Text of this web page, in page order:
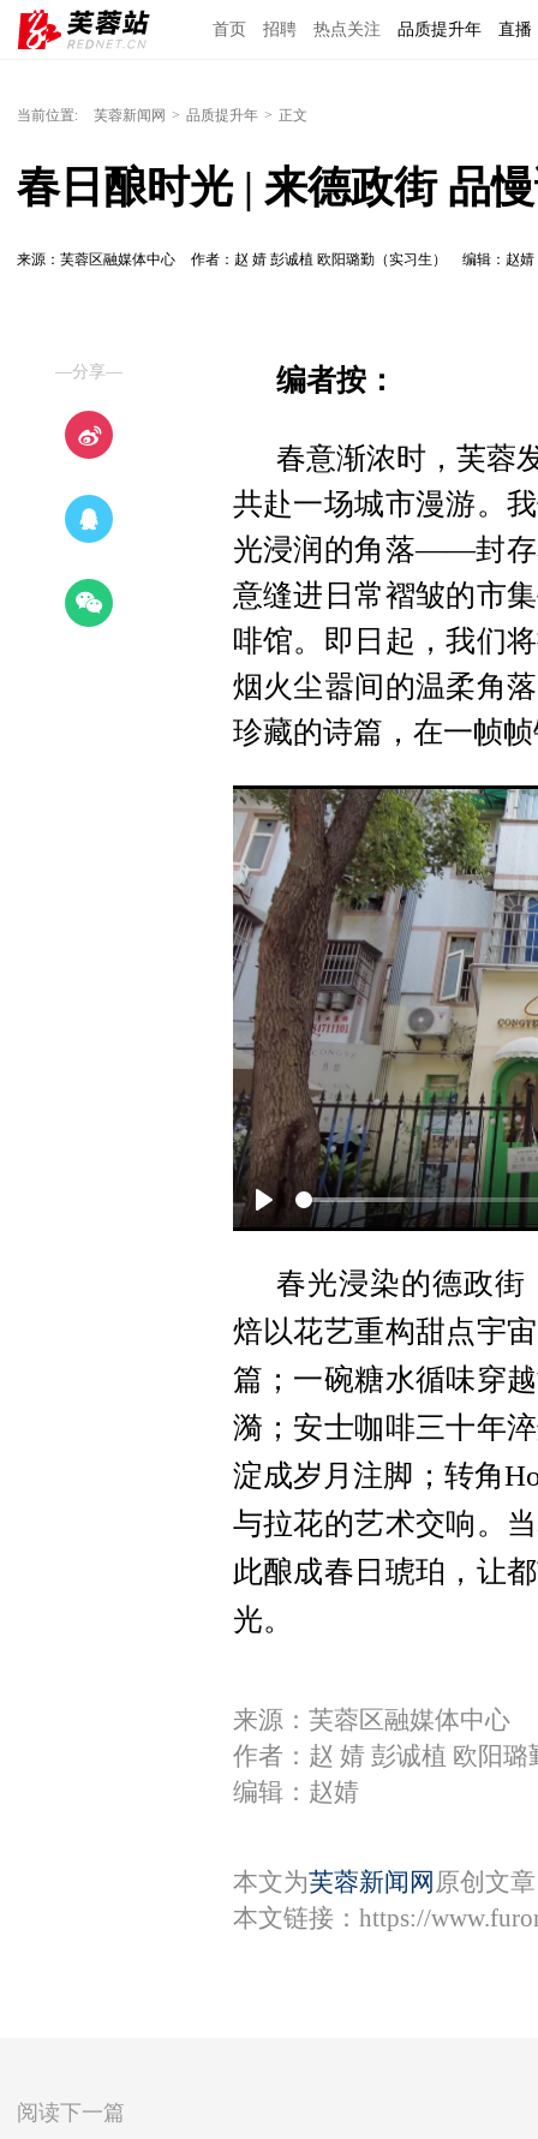
首页 招聘 热点关注 品质提升年 直播
当前位置: 芙蓉新闻网 > 品质提升年 > 正文
春日酿时光 | 来德政街 品
来源：芙蓉区融媒体中心 作者：赵 婧 彭诚植 欧阳璐勤（实习生） 编辑：赵婧
—分享— 编者按：
春意渐浓时，芙蓉
共赴一场城市漫游。
光浸润的角落——封存
意缝进日常褶皱的市
啡馆。即日起，我们
烟火尘嚣间的温柔角
珍藏的诗篇，在一帧
P
y
春光浸染的德政街
焙以花艺重构甜点宇
篇；一碗糖水循味穿
漪；安士咖啡三十年
淀成岁月注脚；转角
与拉花的艺术交响。
此酿成春日琥珀，让
光。
来源：芙蓉区融媒体中心
作者：赵 婧 彭诚植 欧阳璐
编辑：赵婧
本文为芙蓉新闻网 原创文
本文链接： https://
阅读下一篇